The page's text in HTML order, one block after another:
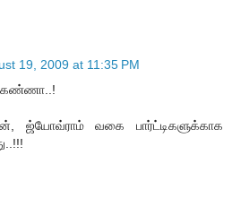
19, 2009 at 11:35 PM
ஜ்யோவ்ராம் வகை பார்ட்டிகளுக்காக